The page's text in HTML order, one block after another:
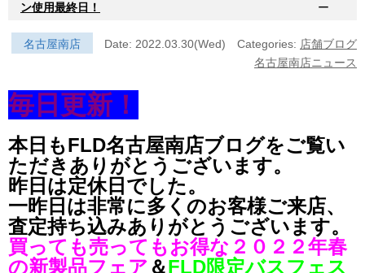
ン使用最終日！
ー
名古屋南店 Date: 2022.03.30(Wed) Categories: 店舗ブログ
名古屋南店ニュース
毎日更新！
本日もFLD名古屋南店ブログをご覧い
ただきありがとうございます。
昨日は定休日でした。
一昨日は非常に多くのお客様ご来店、
査定持ち込みありがとうございます。
買っても売ってもお得な２０２２年春
の新製品フェア ＆FLD限定バスフェス